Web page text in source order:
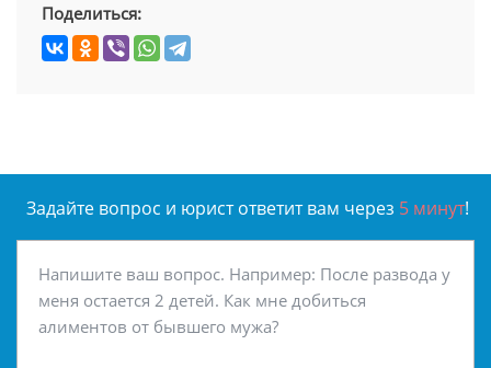
Поделиться:
Задайте вопрос и юрист ответит вам через 5 минут!